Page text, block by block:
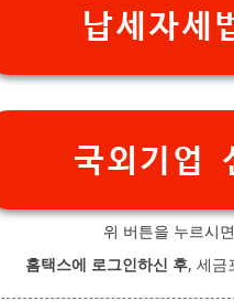
납세자세
국외기업
위 버튼을 누르시
홈택스에 로그인하신 후, 세금